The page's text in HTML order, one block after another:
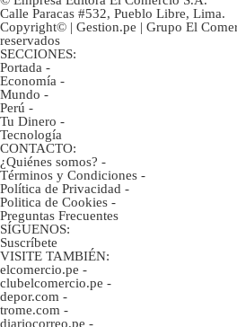
Calle Paracas #532, Pueblo Libre, Lima.
Copyright© | Gestion.pe | Grupo El
reservados
SECCIONES:
Portada -
Economía -
Mundo -
Perú -
Tu Dinero -
Tecnología
CONTACTO:
¿Quiénes somos? -
Términos y Condiciones -
Política de Privacidad -
Politica de Cookies -
Preguntas Frecuentes
SÍGUENOS:
Suscríbete
VISITE TAMBIÉN:
elcomercio.pe -
clubelcomercio.pe -
depor.com -
trome.com -
diariocorreo.pe -